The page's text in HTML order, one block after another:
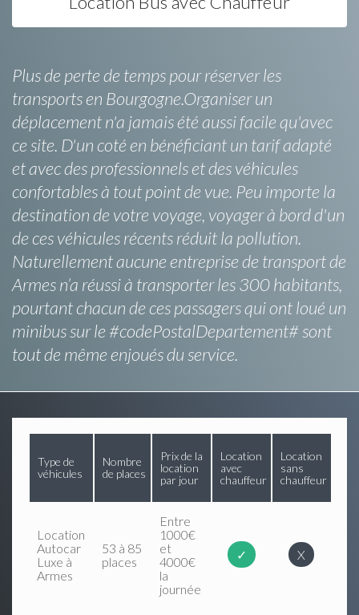
Plus de perte de temps pour réserver les
transports en Bourgogne.Organiser un
déplacement n'a jamais été aussi facile qu'avec
ce site. D'un coté en bénéficiant un tarif adapté
et avec des professionnels et des véhicules
confortables à tout point de vue. Peu importe la
destination de votre voyage, voyager à bord d'un
de ces véhicules récents réduit la pollution.
Naturellement aucune entreprise de transport de
Armes n’a réussi à transporter les 300 habitants,
pourtant chacun de ces passagers qui ont loué un
minibus sur le #codePostalDepartement# sont
tout de même enjoués du service.
Type de
véhicules
Nombre
de places
Prix de la
location
par jour
Location
avec
chauffeur
Location
sans
chauffeur
Location
Autocar
Luxe à
Armes
53 à 85
places
Entre
1000€
et
4000€
la
journée
✓ X